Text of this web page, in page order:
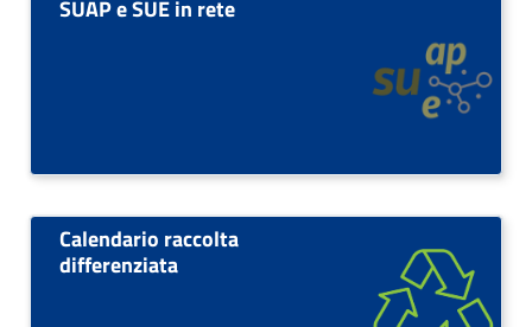
SUAP e SUE in rete
Calendario raccolta
differenziata